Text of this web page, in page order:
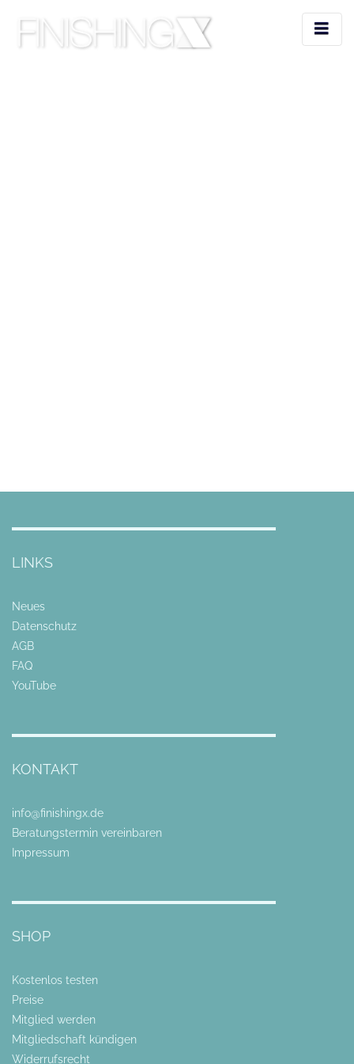
LINKS
Neues
Datenschutz
AGB
FAQ
YouTube
KONTAKT
info@finishingx.de
Beratungstermin vereinbaren
Impressum
SHOP
Kostenlos testen
Preise
Mitglied werden
Mitgliedschaft kündigen
Widerrufsrecht